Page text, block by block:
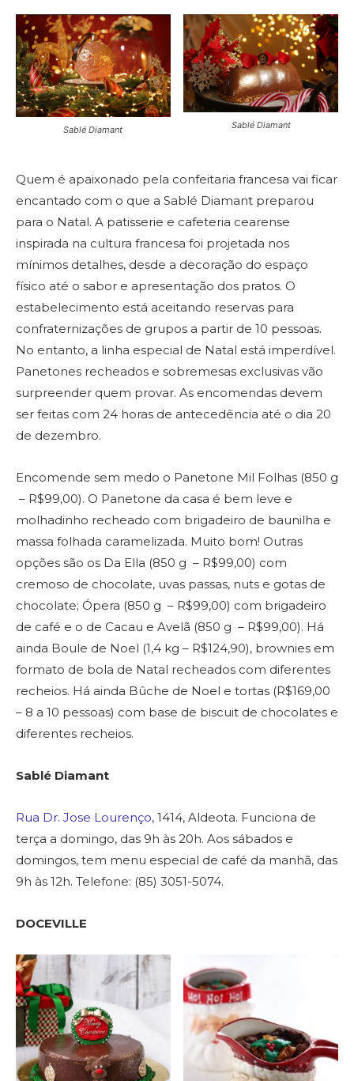
Sablé Diamant Sablé Diamant
Quem é apaixonado pela confeitaria francesa vai ficar
encantado com o que a Sablé Diamant preparou
para o Natal. A patisserie e cafeteria cearense
inspirada na cultura francesa foi projetada nos
mínimos detalhes, desde a decoração do espaço
físico até o sabor e apresentação dos pratos. O
estabelecimento está aceitando reservas para
confraternizações de grupos a partir de 10 pessoas.
No entanto, a linha especial de Natal está imperdível.
Panetones recheados e sobremesas exclusivas vão
surpreender quem provar. As encomendas devem
ser feitas com 24 horas de antecedência até o dia 20
de dezembro.
Encomende sem medo o Panetone Mil Folhas (850 g
– R$99,00). O Panetone da casa é bem leve e
molhadinho recheado com brigadeiro de baunilha e
massa folhada caramelizada. Muito bom! Outras
opções são os Da Ella (850 g – R$99,00) com
cremoso de chocolate, uvas passas, nuts e gotas de
chocolate; Ópera (850 g – R$99,00) com brigadeiro
de café e o de Cacau e Avelã (850 g – R$99,00). Há
ainda Boule de Noel (1,4 kg – R$124,90), brownies em
formato de bola de Natal recheados com diferentes
recheios. Há ainda Bûche de Noel e tortas (R$169,00
– 8 a 10 pessoas) com base de biscuit de chocolates e
diferentes recheios.
Sablé Diamant
Rua Dr. Jose Lourenço, 1414, Aldeota. Funciona de
terça a domingo, das 9h às 20h. Aos sábados e
domingos, tem menu especial de café da manhã, das
9h às 12h. Telefone: (85) 3051-5074.
DOCEVILLE